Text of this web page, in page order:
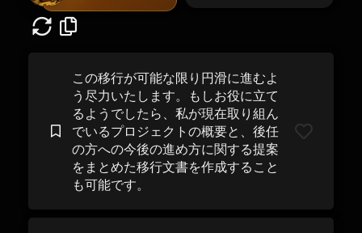
この移行が可能な限り円滑に進むよ
う尽力いたします。もしお役に立て
るようでしたら、私が現在取り組ん
でいるプロジェクトの概要と、後任
の方への今後の進め方に関する提案
をまとめた移行文書を作成すること
も可能です。